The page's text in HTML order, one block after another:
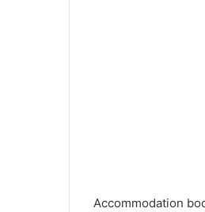
Accommodation